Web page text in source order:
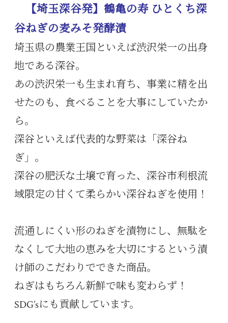
【埼玉深谷発】鶴亀の寿 ひとくち深
谷ねぎの麦みそ発酵漬
埼玉県の農業王国といえば渋沢栄一の出身
地である深谷。
あの渋沢栄一も生まれ育ち、事業に精を出
せたのも、食べることを大事にしていたか
ら。
深谷といえば代表的な野菜は「深谷ね
ぎ」。
深谷の肥沃な土壌で育った、深谷市利根流
域限定の甘くて柔らかい深谷ねぎを使用！
流通しにくい形のねぎを漬物にし、無駄を
なくして大地の恵みを大切にするという漬
け師のこだわりでできた商品。
ねぎはもちろん新鮮で味も変わらず！
SDG’sにも貢献しています。